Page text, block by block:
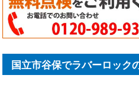
国立市谷保でラバーロック